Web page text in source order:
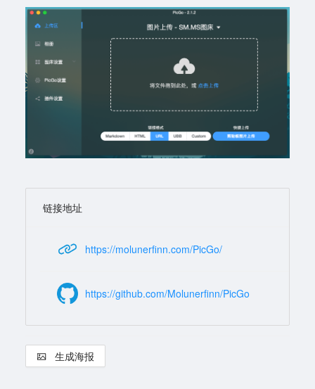
链接地址
https://molunerfinn.com/PicGo/
https://github.com/Molunerfinn/PicGo
生成海报